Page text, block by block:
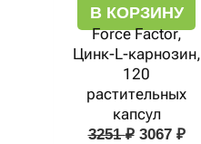
В КОРЗИНУ
Force Factor,
Цинк-L-карнозин,
120
растительных
капсул
3251₽ 3067 ₽